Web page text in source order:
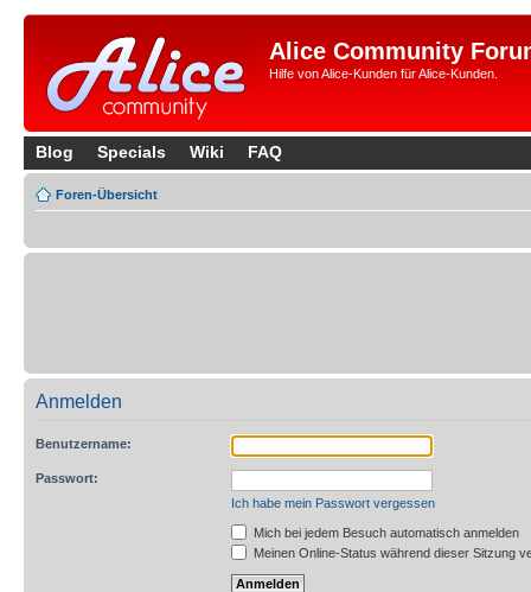
Alice Community
Hilfe von Alice-Kunden für Alice-Kunden.
Blog Specials Wiki FAQ
Foren-Übersicht
Anmelden
Benutzername:
Passwort:
Ich habe mein Passwort vergessen
Mich bei jedem Besuch automatisch anmelden
Meinen Online-Status während dieser Sitzung